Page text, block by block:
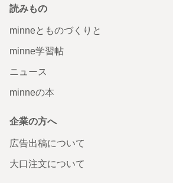
読みもの
minneとものづくりと
minne学習帖
ニュース
minneの本
企業の方へ
広告出稿について
大口注文について